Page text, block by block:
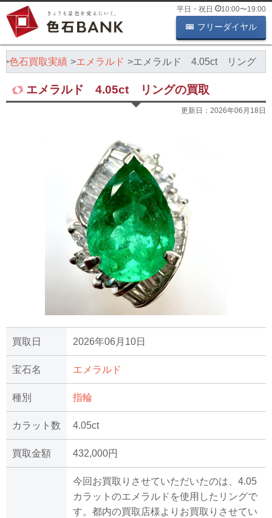
平日・祝日 10:00〜19:00
フリーダイヤル
色石買取実績 エメラルド エメラルド 4.05ct リング
エメラルド 4.05ct リングの買取
更新日： 2026年06月18日
買取日 2026年06月10日
宝石名 エメラルド
種別 指輪
カラット数 4.05ct
買取金額 432,000円
今回お買取りさせていただいたのは、4.05
カラットのエメラルドを使用したリングで
す。都内の買取店様よりお買取りさせてい